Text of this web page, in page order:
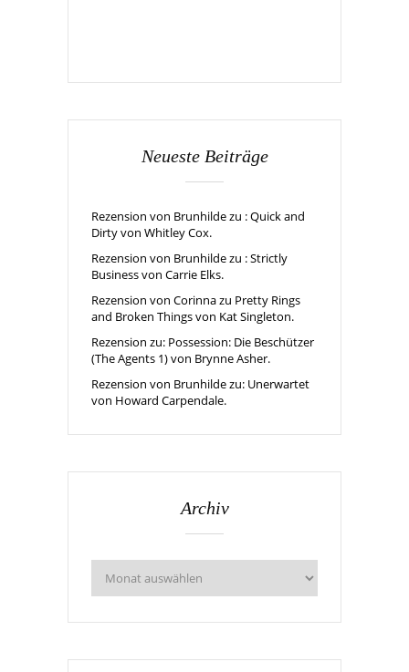
Neueste Beiträge
Rezension von Brunhilde zu : Quick and
Dirty von Whitley Cox.
Rezension von Brunhilde zu : Strictly
Business von Carrie Elks.
Rezension von Corinna zu Pretty Rings
and Broken Things von Kat Singleton.
Rezension zu: Possession: Die Beschützer
(The Agents 1) von Brynne Asher.
Rezension von Brunhilde zu: Unerwartet
von Howard Carpendale.
Archiv